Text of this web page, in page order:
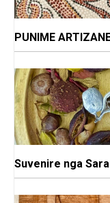
PUNIME
Suvenire nga